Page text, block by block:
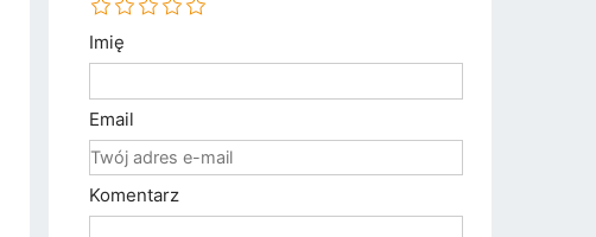
Imię
Email
Komentarz